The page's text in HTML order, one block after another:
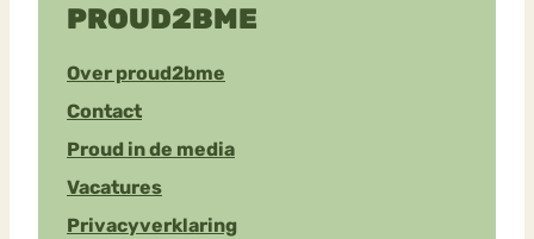
PROUD2BME
Over proud2bme
Contact
Proud in de media
Vacatures
Privacyverklaring